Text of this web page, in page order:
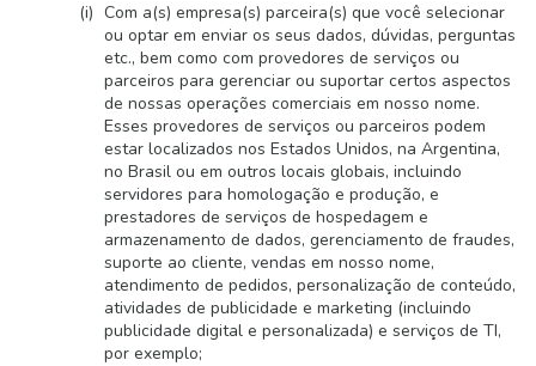
Com a(s) empresa(s) parceira(s) que você selecionar
ou optar em enviar os seus dados, dúvidas, perguntas
etc., bem como com provedores de serviços ou
parceiros para gerenciar ou suportar certos aspectos
de nossas operações comerciais em nosso nome.
Esses provedores de serviços ou parceiros podem
estar localizados nos Estados Unidos, na Argentina,
no Brasil ou em outros locais globais, incluindo
servidores para homologação e produção, e
prestadores de serviços de hospedagem e
armazenamento de dados, gerenciamento de fraudes,
suporte ao cliente, vendas em nosso nome,
atendimento de pedidos, personalização de conteúdo,
atividades de publicidade e marketing (incluindo
publicidade digital e personalizada) e serviços de TI,
por exemplo;